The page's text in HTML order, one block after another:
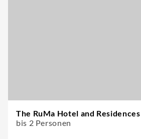
The RuMa Hotel and Residences
bis 2 Personen